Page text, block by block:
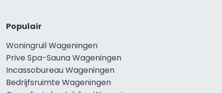
Populair
Woningruil Wageningen
Prive Spa-Sauna Wageningen
Incassobureau Wageningen
Bedrijfsruimte Wageningen